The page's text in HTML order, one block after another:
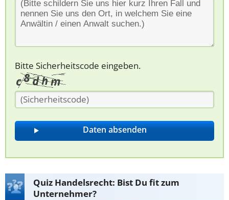
Bitte Sicherheitscode eingeben.
Quiz Handelsrecht: Bist Du fit zum
Unternehmer?